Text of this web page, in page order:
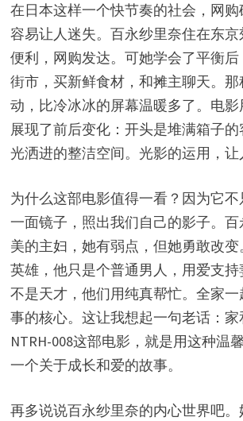
在日本这样一个快节奏的社会，网
容易让人迷失。百永纱里奈住在东
便利，网购发达。可她学会了平衡
街市，买新鲜食材，和摊主聊天。
动，比冷冰冰的屏幕温暖多了。电影
展现了前后变化：开头是堆满箱子
光洒进的整洁空间。光影的运用，让
为什么这部电影值得一看？因为它
一面镜子，照出我们自己的影子。
美的主妇，她有弱点，但她勇敢改
英雄，他只是个普通男人，用爱支
不是天才，他们用纯真帮忙。全家
事的核心。这让我想起一句老话：
NTRH-008这部电影，就是用这种温
一个关于成长和爱的故事。
再多说说百永纱里奈的内心世界吧